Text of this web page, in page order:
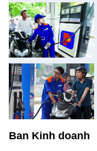
Ban Kinh doanh